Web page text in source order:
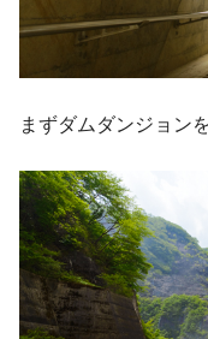
まずダムダンジョン